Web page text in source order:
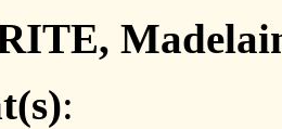
: